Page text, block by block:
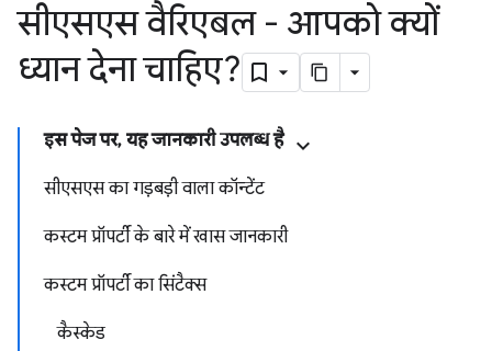
सीएसएस वैरिएबल - आपको क्यों
ध्यान देना चाहिए?
इस पेज पर, यह जानकारी उपलब्ध है
सीएसएस का गड़बड़ी वाला कॉन्टेंट
कस्टम प्रॉपर्टी के बारे में खास जानकारी
कस्टम प्रॉपर्टी का सिंटैक्स
कैस्केड